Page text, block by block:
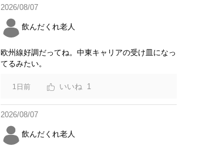
2026/08/07
飲んだくれ老人
欧州線好調だってね。中東キャリアの受け皿になっ
てるみたい。
1日前 1
2026/08/07
飲んだくれ老人